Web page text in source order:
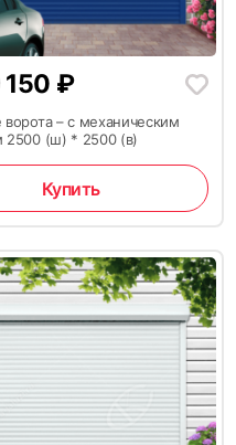
₽
– с механическим
2500 (ш) * 2500 (в)
Купить